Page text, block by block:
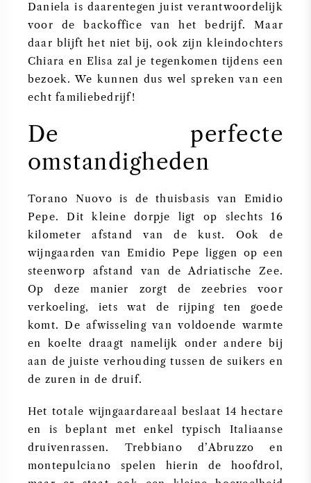
FRANSE WIJN
ITALIAANSE WIJN
DUITSE WIJN
AMERIKAANSE WIJN
OOSTENRIJKSE WIJN
PORTUGESE WIJN
ALLE LANDEN
BOURGOGNE
TOSCANE
Daniela is daarentegen juist verantwoordelijk
voor de backoffice van het bedrijf. Maar
daar blijft het niet bij, ook zijn kleindochters
Chiara en Elisa zal je tegenkomen tijdens een
bezoek. We kunnen dus wel spreken van een
echt familiebedrijf!
De perfecte
omstandigheden
Torano Nuovo is de thuisbasis van Emidio
Pepe. Dit kleine dorpje ligt op slechts 16
kilometer afstand van de kust. Ook de
wijngaarden van Emidio Pepe liggen op een
steenworp afstand van de Adriatische Zee.
Op deze manier zorgt de zeebries voor
verkoeling, iets wat de rijping ten goede
komt. De afwisseling van voldoende warmte
en koelte draagt namelijk onder andere bij
aan de juiste verhouding tussen de suikers en
de zuren in de druif.
Het totale wijngaardareaal beslaat 14 hectare
en is beplant met enkel typisch Italiaanse
druivenrassen. Trebbiano d’Abruzzo en
montepulciano spelen hierin de hoofdrol,